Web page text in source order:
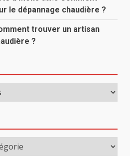
le dépannage chaudière ?
trouver un artisan
?